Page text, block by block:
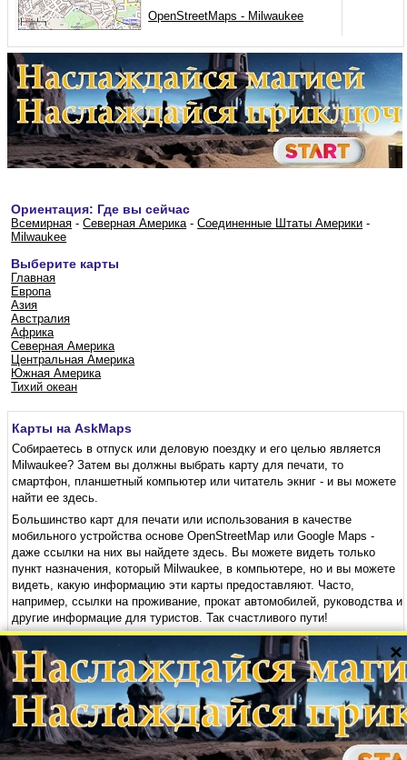
OpenStreetMaps - Milwaukee
Ориентация: Где вы сейчас
Всемирная -Северная Америка-Соединенные Штаты Америки -
Milwaukee
Выберите карты
Главная
Европа
Азия
Австралия
Африка
Северная Америка
Центральная Америка
Южная Америка
Тихий океан
Карты на AskMaps
Собираетесь в отпуск или деловую поездку и его целью является
Milwaukee? Затем вы должны выбрать карту для печати, то
смартфон, планшетный компьютер или читатель экниг - и вы можете
найти ее здесь.
Большинство карт для печати или использования в качестве
мобильного устройства основе OpenStreetMap или Google Maps -
даже ссылки на них вы найдете здесь. Вы можете видеть только
пункт назначения, который Milwaukee, в компьютере, но и вы можете
видеть, какую информацию эти карты предоставляют. Часто,
например, ссылки на проживание, прокат автомобилей, руководства и
другие информацие для туристов. Так счастливого пути!
×